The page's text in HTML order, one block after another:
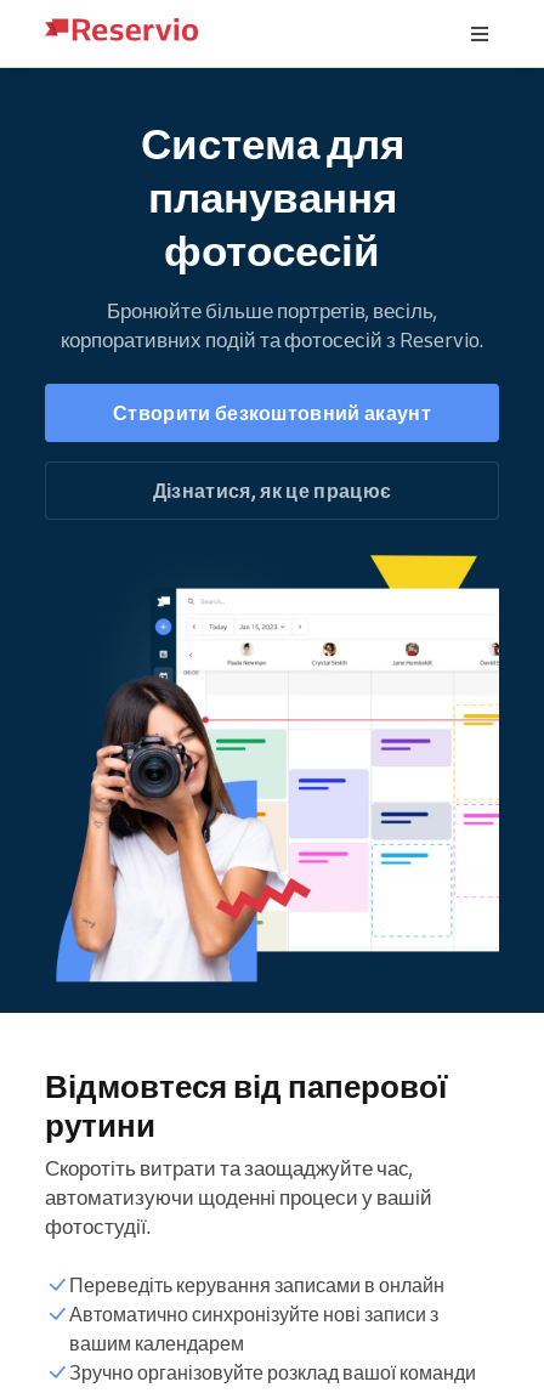
Система для
планування
фотосесій
Бронюйте більше портретів, весіль,
корпоративних подій та фотосесій з Reservio.
Створити безкоштовний акаунт
Дізнатися, як це працює
Відмовтеся від паперової
рутини
Скоротіть витрати та заощаджуйте час,
автоматизуючи щоденні процеси у вашій
фотостудії.
Переведіть керування записами в онлайн
Автоматично синхронізуйте нові записи з
вашим календарем
Зручно організовуйте розклад вашої команди